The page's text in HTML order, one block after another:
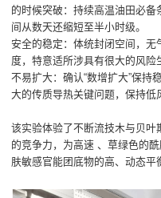
的时候突破：持续高温油田必
间从数天还缩短至半小时级。
安全的稳定：体统封闭空间，
度，特意适所涉具有很大的风险
不易扩大：确认“数增扩大”保持
大的传质导热关键问题，保持低
该实验体验了不断流技木与贝
的竞争力，为高速 、草绿色的
肤敏感官能团底物的高、动态平